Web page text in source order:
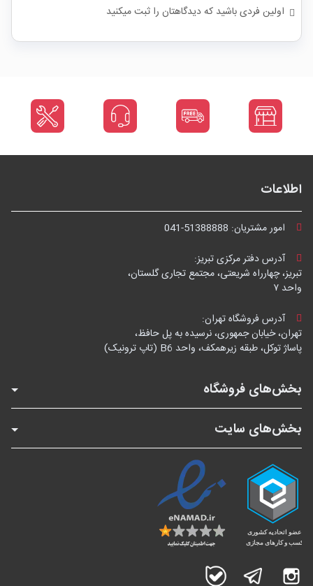
اولین فردی باشید که دیدگاهتان را ثبت میکنید
اطلاعات
امور مشتریان: 041-51388888
آدرس دفتر مرکزی تبریز:
تبریز، چهارراه شریعتی، مجتمع تجاری گلستان،
واحد ۷
آدرس فروشگاه تهران:
تهران، خیابان جمهوری، نرسیده به پل حافظ،
پاساژ توکل، طبقه زیرهمکف، واحد B6 (تاپ ترونیک)
بخش‌های فروشگاه
بخش‌های سایت
اینستاگرام تلگرام